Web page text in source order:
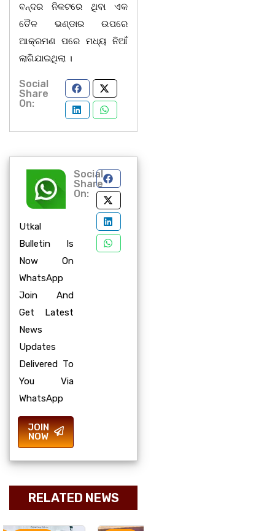
ବନ୍ଦର ନିକଟରେ ଥିବା ଏକ
ତୈଳ ଭଣ୍ଡାର ଉପରେ
ଆକ୍ରମଣ ପରେ ମଧ୍ୟ ନିଆଁ
ଲାଗିଯାଇଥିଲା ।
Social
Share
On:
Utkal
Bulletin Is
Now On
WhatsApp
Join And
Get Latest
News
Updates
Delivered To
You Via
WhatsApp
JOIN
NOW
Social
Share
On:
RELATED NEWS